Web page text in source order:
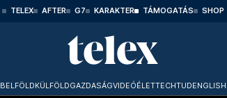
TELEX AFTER G7 KARAKTER TÁMOGATÁS SHOP
BELFÖLDKÜLFÖLDGAZDASÁGVIDEÓÉLETTECHTUDENGLISH